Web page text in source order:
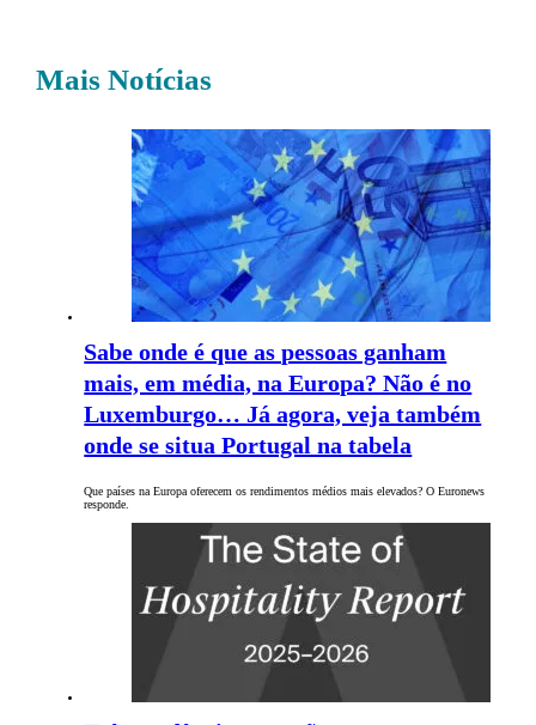
Mais Notícias
Sabe onde é que as pessoas ganham
mais, em média, na Europa? Não é no
Luxemburgo… Já agora, veja também
onde se situa Portugal na tabela
Que países na Europa oferecem os rendimentos médios mais elevados? O Euronews
responde.